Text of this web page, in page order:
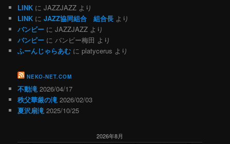
LINK にJAZZJAZZ より
LINK にJAZZ協同組合 組合長 より
バンビー にJAZZJAZZ より
バンビー にバンビー梅田 より
ふーんじゃらあむ にplatycerus より
NEKO-NET.COM
不動滝 2026/04/17
秩父華厳の滝 2026/02/03
夏沢扇滝 2025/10/25
2026年8月